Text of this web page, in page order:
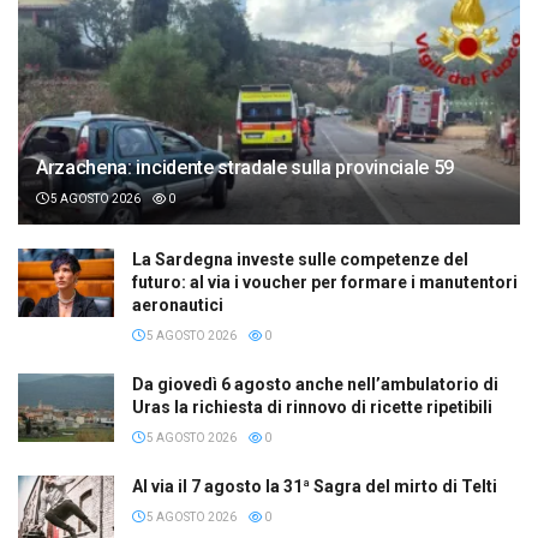
Arzachena: incidente stradale sulla provinciale 59
5 AGOSTO 2026 0
La Sardegna investe sulle competenze del
futuro: al via i voucher per formare i manutentori
aeronautici
5 AGOSTO 2026 0
Da giovedì 6 agosto anche nell’ambulatorio di
Uras la richiesta di rinnovo di ricette ripetibili
5 AGOSTO 2026 0
Al via il 7 agosto la 31ª Sagra del mirto di Telti
5 AGOSTO 2026 0